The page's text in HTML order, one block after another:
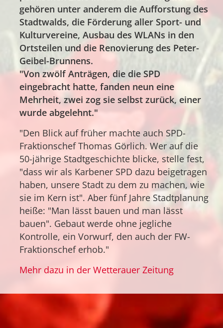
gehören unter anderem die Aufforstung des
Stadtwalds, die Förderung aller Sport- und
Kulturvereine, Ausbau des WLANs in den
Ortsteilen und die Renovierung des Peter-
Geibel-Brunnens.
"Von zwölf Anträgen, die die SPD
eingebracht hatte, fanden neun eine
Mehrheit, zwei zog sie selbst zurück, einer
wurde abgelehnt."
"Den Blick auf früher machte auch SPD-
Fraktionschef Thomas Görlich. Wer auf die
50-jährige Stadtgeschichte blicke, stelle fest,
"dass wir als Karbener SPD dazu beigetragen
haben, unsere Stadt zu dem zu machen, wie
sie im Kern ist". Aber fünf Jahre Stadtplanung
heiße: "Man lässt bauen und man lässt
bauen". Gebaut werde ohne jegliche
Kontrolle, ein Vorwurf, den auch der FW-
Fraktionschef erhob."
Mehr dazu in der Wetterauer Zeitung